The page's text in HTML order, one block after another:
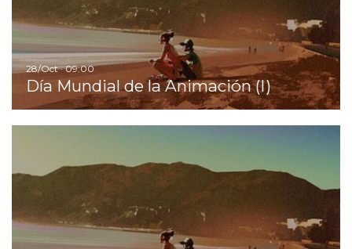
28/Oct · 09:00
Día Mundial de la Animación (I)